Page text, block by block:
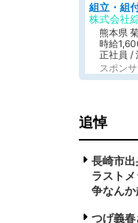
株式会社
熊本県
時給
正社員 /
スポン
追悼
長崎市
ラスト
争なんか
つげ義